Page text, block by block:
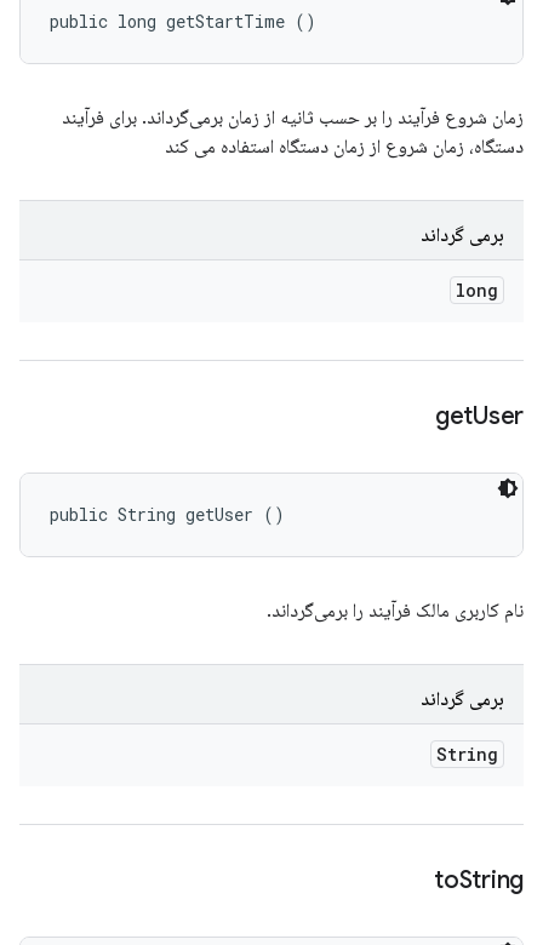
public long getStartTime ()
زمان شروع فرآیند را بر حسب ثانیه از زمان برمی‌گرداند. برای فرآیند
دستگاه، زمان شروع از زمان دستگاه استفاده می کند
برمی گرداند
long
getUser
public String getUser ()
نام کاربری مالک فرآیند را برمی‌گرداند.
برمی گرداند
String
toString